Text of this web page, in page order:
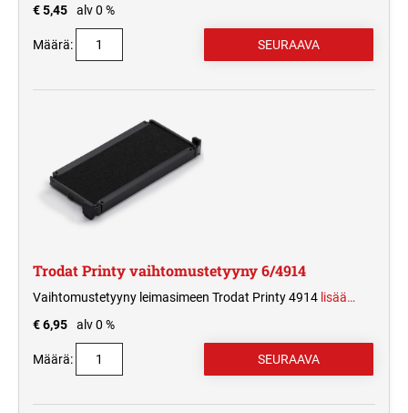
€ 5,45 alv 0 %
Määrä:
Trodat Printy vaihtomustetyyny 6/4914
Vaihtomustetyyny leimasimeen Trodat Printy 4914 lisää…
€ 6,95
alv 0 %
Määrä: